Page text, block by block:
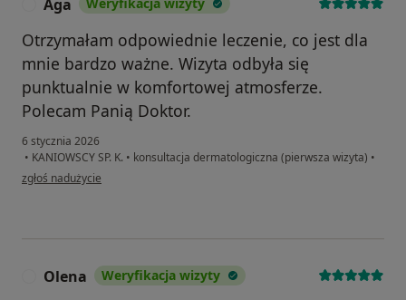
Aga
Otrzymałam odpowiednie leczenie, co jest dla
mnie bardzo ważne. Wizyta odbyła się
punktualnie w komfortowej atmosferze.
Polecam Panią Doktor.
6 stycznia 2026
• KANIOWSCY SP. K. • konsultacja dermatologiczna (pierwsza wizyta) •
w opinii użytkownika Aga
zgłoś nadużycie
Olena Weryfikacja wizyty